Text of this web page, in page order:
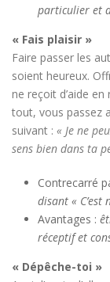
particulier et
« Fais plaisir »
Faire passer les
soient heureux.
ne reçoit d’aide
tout, vous passez
suivant : « Je ne
sens bien dans ta
Contrecarré
disant «
Avantages :
réceptif et
« Dépêche-toi »